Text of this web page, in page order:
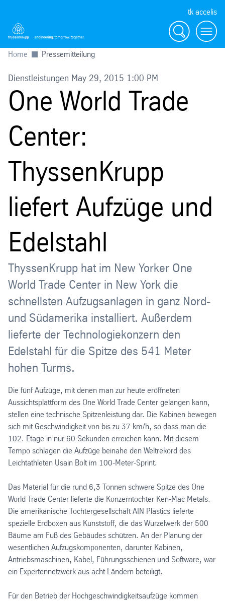
tk accelis
Suche
Menü
Home Pressemitteilung
Dienstleistungen May 29, 2015 1:00 PM
One World Trade
Center:
ThyssenKrupp
liefert Aufzüge und
Edelstahl
ThyssenKrupp hat im New Yorker One
World Trade Center in New York die
schnellsten Aufzugsanlagen in ganz Nord-
und Südamerika installiert. Außerdem
lieferte der Technologiekonzern den
Edelstahl für die Spitze des 541 Meter
hohen Turms.
Die fünf Aufzüge, mit denen man zur heute eröffneten
Aussichtsplattform des One World Trade Center gelangen kann,
stellen eine technische Spitzenleistung dar. Die Kabinen bewegen
sich mit Geschwindigkeit von bis zu 37 km/h, so dass man die
102. Etage in nur 60 Sekunden erreichen kann. Mit diesem
Tempo schlagen die Aufzüge beinahe den Weltrekord des
Leichtathleten Usain Bolt im 100-Meter-Sprint.
Das Material für die rund 6,3 Tonnen schwere Spitze des One
World Trade Center lieferte die Konzerntochter Ken-Mac Metals.
Die amerikanische Tochtergesellschaft AIN Plastics lieferte
spezielle Erdboxen aus Kunststoff, die das Wurzelwerk der 500
Bäume am Fuß des Gebäudes schützen. An der Planung der
wesentlichen Aufzugskomponenten, darunter Kabinen,
Antriebsmaschinen, Kabel, Führungsschienen und Software, war
ein Expertennetzwerk aus acht Ländern beteiligt.
Für den Betrieb der Hochgeschwindigkeitsaufzüge kommen